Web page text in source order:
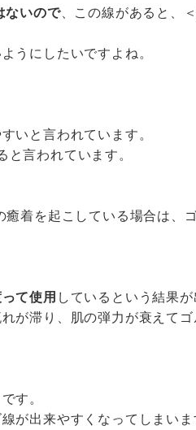
ないので、この線があると、
うにしたいですよね。
いと言われています。
言われています。
着を起こしている場合は、
て使用 しているという結果が
が滞り、肌の弾力が衰えて
です。
が出来やすくなってしまいま